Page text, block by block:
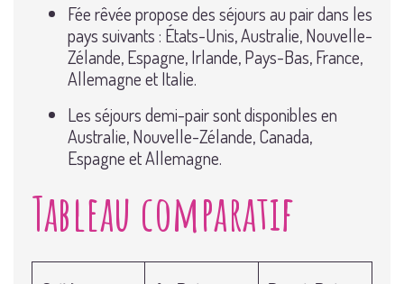
Fée rêvée propose des séjours au pair dans les
pays suivants : États-Unis, Australie, Nouvelle-
Zélande, Espagne, Irlande, Pays-Bas, France,
Allemagne et Italie.
Les séjours demi-pair sont disponibles en
Australie, Nouvelle-Zélande, Canada,
Espagne et Allemagne.
Tableau comparatif